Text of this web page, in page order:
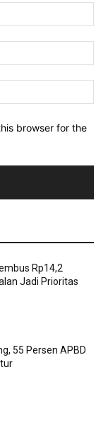
browser for the
Rp14,2
Jadi Prioritas
55 Persen APBD